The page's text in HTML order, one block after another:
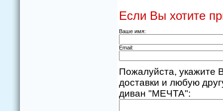
Если Вы хотите
Ваше имя:
Email:
Пожалуйста, укажите
доставки и любую
диван "МЕЧТА":